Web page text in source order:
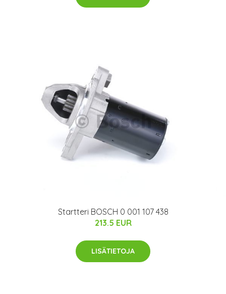
Startteri BOSCH 0 001 107 438
213.5 EUR
LISÄTIETOJA